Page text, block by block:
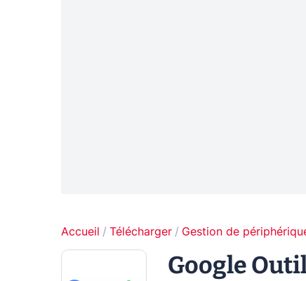
Accueil Télécharger Gestion de
Google